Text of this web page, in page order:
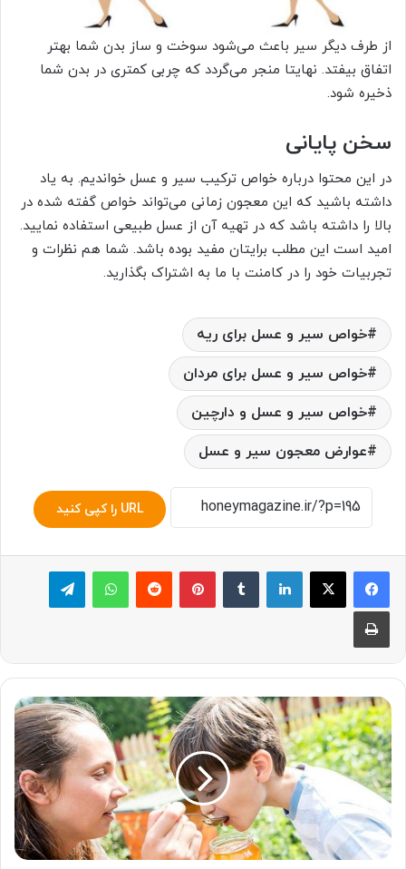
از طرف دیگر سیر باعث می‌شود سوخت و ساز بدن شما بهتر
اتفاق بیفتد. نهایتا منجر می‌گردد که چربی کمتری در بدن شما
ذخیره شود.
سخن پایانی
در این محتوا درباره خواص ترکیب سیر و عسل خواندیم. به یاد
داشته باشید که این معجون زمانی می‌تواند خواص گفته شده در
بالا را داشته باشد که در تهیه آن از عسل طبیعی استفاده نمایید.
امید است این مطلب برایتان مفید بوده باشد. شما هم نظرات و
تجربیات خود را در کامنت با ما به اشتراک بگذارید.
خواص سیر و عسل برای ریه
خواص سیر و عسل برای مردان
خواص سیر و عسل و دارچین
عوارض معجون سیر و عسل
URL را کپی کنید
لینکدین ‫تامبلر پینترست‫رددیت واتس آپ تلگرام
چاپ
خواص
عسل
برای
کودکان